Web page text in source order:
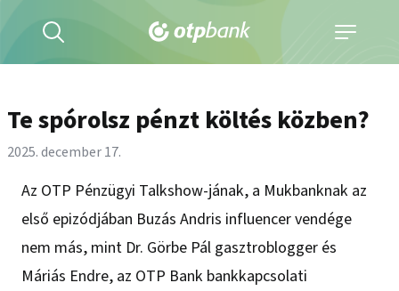
Kereső
kinyitása
Navigáció
kinyitása
Te spórolsz pénzt költés közben?
2025. december 17.
Az OTP Pénzügyi Talkshow-jának, a Mukbanknak az
első epizódjában Buzás Andris influencer vendége
nem más, mint Dr. Görbe Pál gasztroblogger és
Máriás Endre, az OTP Bank bankkapcsolati